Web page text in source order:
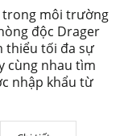
trong môi trường
độc Drager
thiểu tối đa sự
cùng nhau tìm
nhập khẩu từ